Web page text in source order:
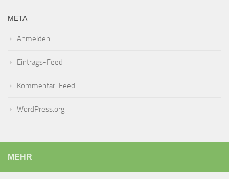
META
Anmelden
Eintrags-Feed
Kommentar-Feed
WordPress.org
MEHR